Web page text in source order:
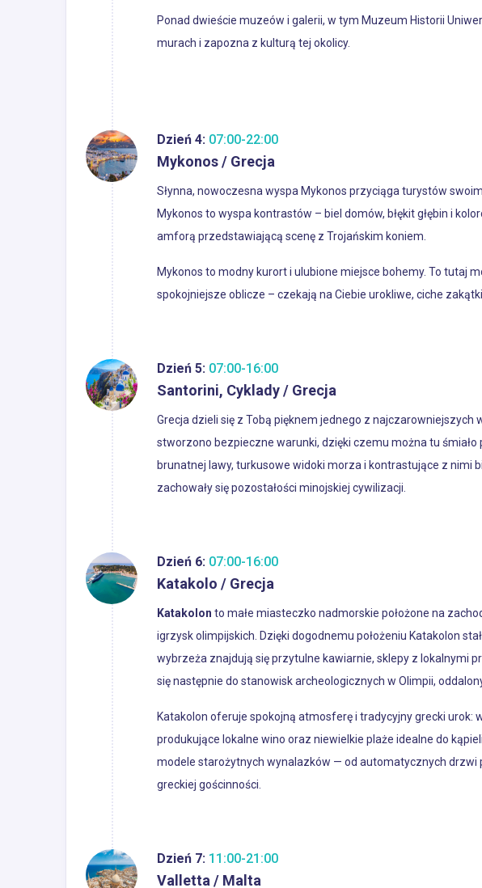
Ponad dwieście muzeów i galerii, w tym Muzeum Historii
murach i zapozna z kulturą tej okolicy.
Dzień 4: 07:00-22:00
Mykonos / Grecja
Słynna, nowoczesna wyspa Mykonos przyciąga turystów
Mykonos to wyspa kontrastów – biel domów, błękit głębin i
amforą przedstawiającą scenę z Trojańskim koniem.
Mykonos to modny kurort i ulubione miejsce bohemy. To tutaj
spokojniejsze oblicze – czekają na Ciebie urokliwe, ciche
Dzień 5: 07:00-16:00
Santorini, Cyklady / Grecja
Grecja dzieli się z Tobą pięknem jednego z
stworzono bezpieczne warunki, dzięki czemu można tu
brunatnej lawy, turkusowe widoki morza i kontrastujące z nimi
zachowały się pozostałości minojskiej cywilizacji.
Dzień 6: 07:00-16:00
Katakolo / Grecja
Katakolon to małe miasteczko nadmorskie położone na
igrzysk olimpijskich. Dzięki dogodnemu położeniu Katakolon
wybrzeża znajdują się przytulne kawiarnie, sklepy z lokalnymi
się następnie do stanowisk archeologicznych w Olimpii,
Katakolon oferuje spokojną atmosferę i tradycyjny grecki urok:
produkujące lokalne wino oraz niewielkie plaże idealne do
modele starożytnych wynalazków — od automatycznych drzwi
greckiej gościnności.
Dzień 7: 11:00-21:00
Valletta / Malta